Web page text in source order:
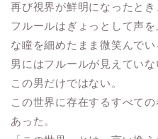
再び視界が鮮明になったと
フルールはぎょっとして声
な瞳を細めたまま微笑んでい
男にはフルールが見えていな
この男だけではない。
この世界に存在するすべて
あった。